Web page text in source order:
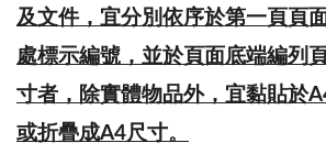
及文件，宜分別依序於第一頁頁
處標示編號，並於頁面底端編列
寸者，除實體物品外，宜黏貼於
或折疊成A4尺寸。